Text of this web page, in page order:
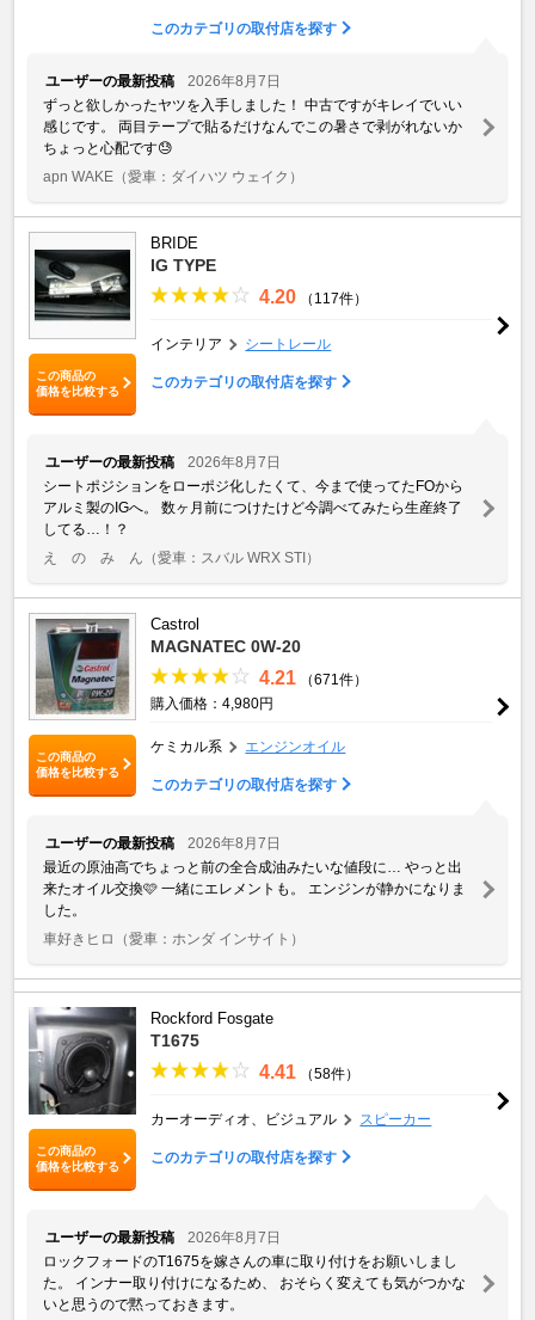
このカテゴリの取付店を探す
ユーザーの最新投稿
2026年8月7日
ずっと欲しかったヤツを入手しました！ 中古ですがキレイでいい
感じです。 両目テープで貼るだけなんでこの暑さで剥がれないか
ちょっと心配です😓
apn WAKE （愛車：ダイハツ ウェイク）
この商品の
価格を比較する
BRIDE
IG TYPE
4.20 （117件）
インテリア シートレール
このカテゴリの取付店を探す
ユーザーの最新投稿
2026年8月7日
シートポジションをローポジ化したくて、今まで使ってたFOから
アルミ製のIGへ。 数ヶ月前につけたけど今調べてみたら生産終了
してる…！？
え の み ん （愛車：スバル WRX STI）
この商品の
価格を比較する
Castrol
MAGNATEC 0W-20
4.21
（671件）
購入価格：4,980円
ケミカル系 エンジンオイル
このカテゴリの取付店を探す
ユーザーの最新投稿
2026年8月7日
最近の原油高でちょっと前の全合成油みたいな値段に… やっと出
来たオイル交換🩷 一緒にエレメントも。 エンジンが静かになりま
した。
車好きヒロ
（愛車：ホンダ インサイト）
この商品の
価格を比較する
Rockford Fosgate
T1675
4.41 （58件）
カーオーディオ、ビジュアル スピーカー
このカテゴリの取付店を探す
ユーザーの最新投稿
2026年8月7日
ロックフォードのT1675を嫁さんの車に取り付けをお願いしまし
た。 インナー取り付けになるため、 おそらく変えても気がつかな
いと思うので黙っておきます。